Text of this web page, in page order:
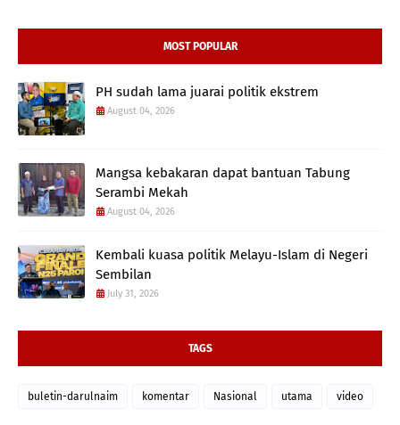
MOST POPULAR
PH sudah lama juarai politik ekstrem
August 04, 2026
Mangsa kebakaran dapat bantuan Tabung
Serambi Mekah
August 04, 2026
Kembali kuasa politik Melayu-Islam di Negeri
Sembilan
July 31, 2026
TAGS
buletin-darulnaim komentar Nasional utama video